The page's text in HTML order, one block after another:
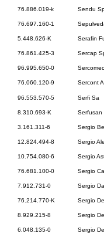
76.886.019-k Sendu
76.697.160-1
5.448.626-K Serafin
76.861.425-3 Sercap
96.995.650-0
76.060.120-9 Sercont
96.553.570-5 Serfi Sa
8.310.693-K Serfusan
3.161.311-6 Sergio
12.824.494-8 Sergio
10.754.080-6 Sergio
76.681.100-0 Sergio
7.912.731-0 Sergio
76.214.770-K Sergio
8.929.215-8 Sergio
6.048.135-0 Sergio